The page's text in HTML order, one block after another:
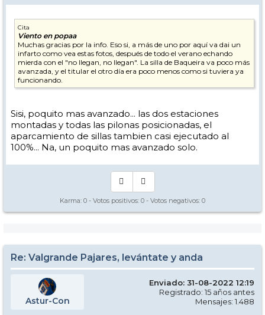
Cita
Viento en popaa
Muchas gracias por la info. Eso si, a más de uno por aquí va dai un
infarto como vea estas fotos, después de todo el verano echando
mierda con el "no llegan, no llegan". La silla de Baqueira va poco más
avanzada, y el titular el otro día era poco menos como si tuviera ya
funcionando.
Sisi, poquito mas avanzado... las dos estaciones
montadas y todas las pilonas posicionadas, el
aparcamiento de sillas tambien casi ejecutado al
100%... Na, un poquito mas avanzado solo.
Karma: 0 - Votos positivos: 0 - Votos negativos: 0
Re: Valgrande Pajares, levántate y anda
Astur-Con
Enviado: 31-08-2022 12:19
Registrado: 15 años antes
Mensajes: 1.488